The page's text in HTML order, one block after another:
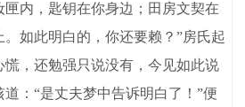
内，匙钥在你身边；田房文契在
如此明白的，你还要赖？”房氏起
，还勉强只说没有，今见如此说
：“是丈夫梦中告诉明白了！”便